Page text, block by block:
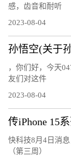
感，齿音和耐听
2023-08-04
孙悟空(关于
，你们好，今天
友们对这件
2023-08-04
快科技8月4日消
（第三周）